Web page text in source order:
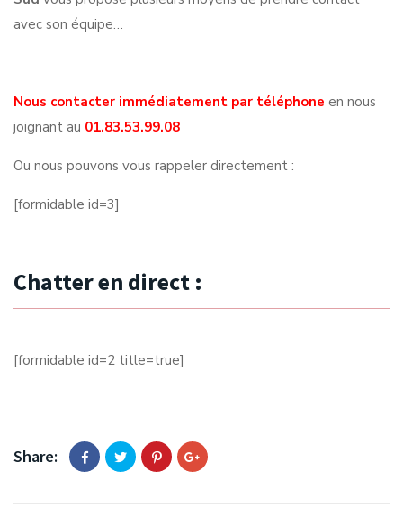
avec son équipe…
Nous contacter immédiatement par téléphone en nous
joignant au 01.83.53.99.08
Ou nous pouvons vous rappeler directement :
[formidable id=3]
Chatter en direct :
[formidable id=2 title=true]
Share: